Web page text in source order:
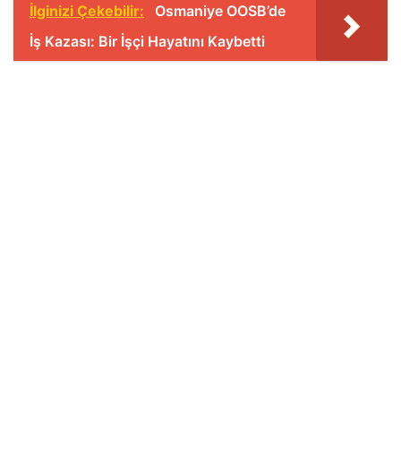
İlginizi Çekebilir:
Osmaniye OOSB’de
İş Kazası: Bir İşçi Hayatını Kaybetti